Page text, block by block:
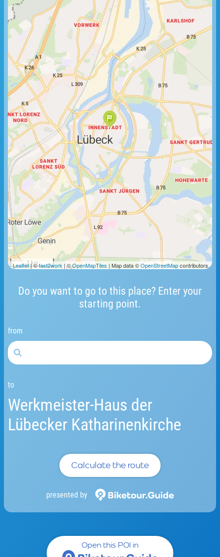
Do you want to go to this place? Enter your
starting point.
from
to
Werkmeister-Haus der
Lübecker Katharinenkirche
Calculate the route
presented by
1 km
Leaflet| ©fast2work | ©OpenMapTiles | Map data ©OpenStreetMapcontributors.
Open this POI in